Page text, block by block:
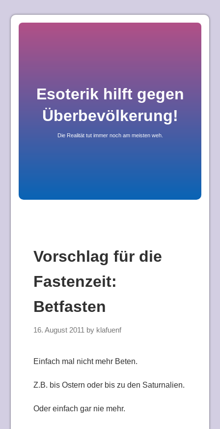
Skip
Esoterik hilft gegen
Überbevölkerung!
Die Realität tut immer noch am meisten weh.
Vorschlag für die
Fastenzeit:
Betfasten
16. August 2011 by klafuenf
Einfach mal nicht mehr Beten.
Z.B. bis Ostern oder bis zu den Saturnalien.
Oder einfach gar nie mehr.